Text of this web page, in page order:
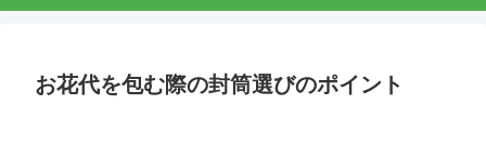
お花代を包む際の封筒選びのポイント